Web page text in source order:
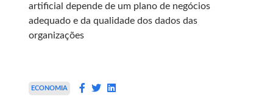
artificial depende de um plano de negócios
adequado e da qualidade dos dados das
organizações
ECONOMIA